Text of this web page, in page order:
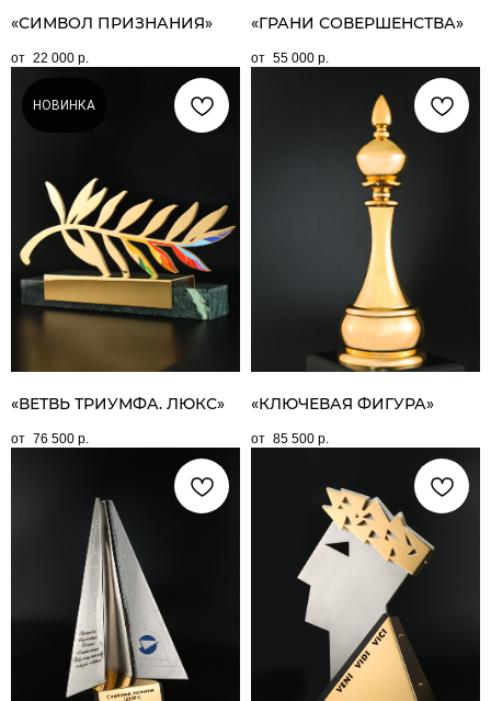
«СИМВОЛ ПРИЗНАНИЯ»
22 000 р.
«ГРАНИ СОВЕРШЕНСТВА»
55 000 р.
НОВИНКА
«ВЕТВЬ ТРИУМФА. ЛЮКС»
76 500 р.
«КЛЮЧЕВАЯ ФИГУРА»
85 500 р.